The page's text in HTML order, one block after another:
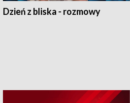
Dzień z bliska - rozmowy